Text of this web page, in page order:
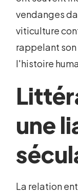
vendanges
viticulture
rappelant
l'histoire
une
La relation